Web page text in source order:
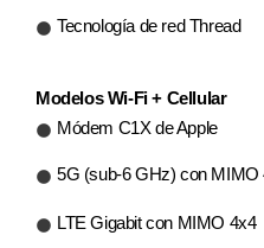
Tecnología de red Thread
Modelos Wi‑Fi + Cellular
Módem C1X de Apple
5G (sub‑6 GHz) con MIMO
LTE Gigabit con MIMO 4x4